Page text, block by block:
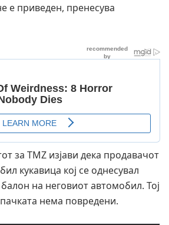
е приведен, пренесува
за TMZ изјави дека продавачот
кукавица кој се однесувал
на неговиот автомобил. Тој
нема повредени.